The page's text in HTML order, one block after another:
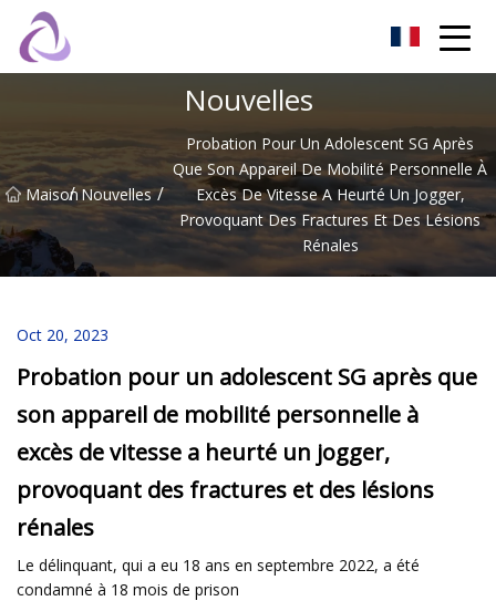
Nouvelles
Maison
/ Nouvelles /
Probation Pour Un Adolescent SG Après
Que Son Appareil De Mobilité Personnelle À
Excès De Vitesse A Heurté Un Jogger,
Provoquant Des Fractures Et Des Lésions
Rénales
Oct 20, 2023
Probation pour un adolescent SG après que
son appareil de mobilité personnelle à
excès de vitesse a heurté un jogger,
provoquant des fractures et des lésions
rénales
Le délinquant, qui a eu 18 ans en septembre 2022, a été
condamné à 18 mois de prison